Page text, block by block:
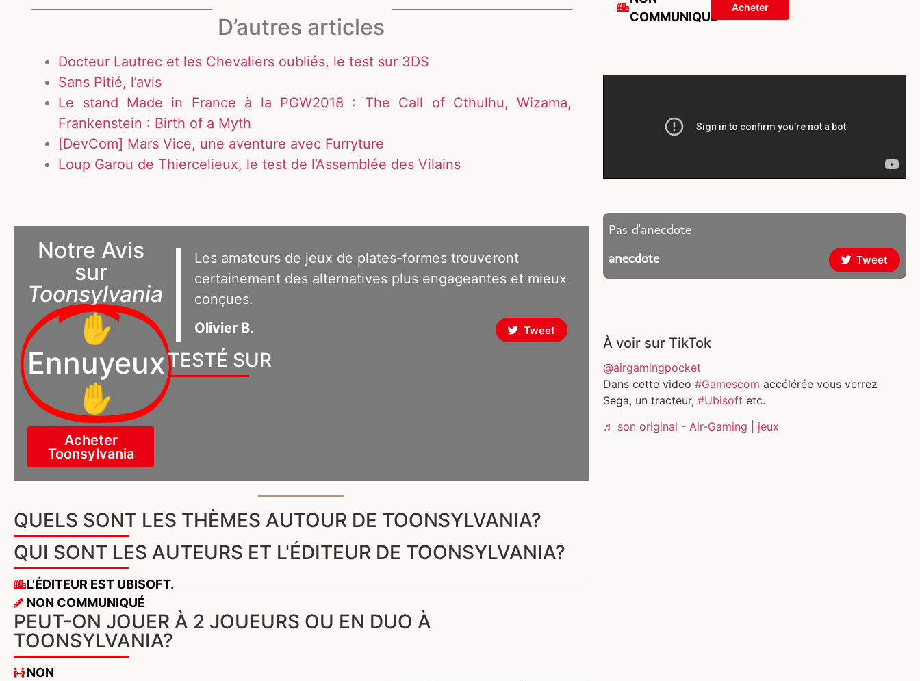
D’autres articles
Docteur Lautrec et les Chevaliers oubliés, le test sur 3DS
Sans Pitié, l’avis
Le stand Made in France à la PGW2018 : The Call of Cthulhu, Wizama,
Frankenstein : Birth of a Myth
[DevCom] Mars Vice, une aventure avec Furryture
Loup Garou de Thiercelieux, le test de l’Assemblée des Vilains
Notre Avis
sur
Toonsylvania
✋
Ennuyeux
✋
Acheter
Toonsylvania
Les amateurs de jeux de plates-formes trouveront
certainement des alternatives plus engageantes et mieux
conçues.
Olivier B.
Tweet
TESTÉ SUR
QUELS SONT LES THÈMES AUTOUR DE TOONSYLVANIA?
QUI SONT LES AUTEURS ET L'ÉDITEUR DE TOONSYLVANIA?
L'ÉDITEUR EST UBISOFT.
NON COMMUNIQUÉ
PEUT-ON JOUER À 2 JOUEURS OU EN DUO À
TOONSYLVANIA?
NON
COMMUNIQUÉ
Acheter
Pas d'anecdote
anecdote
Tweet
À voir sur TikTok
@airgamingpocket
Dans cette video #Gamescom accélérée vous verrez
Sega, un tracteur, #Ubisoft etc.
♬ son original - Air-Gaming | jeux